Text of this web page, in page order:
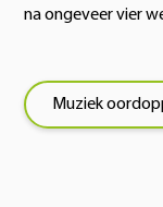
na ongeveer vier
Muziek